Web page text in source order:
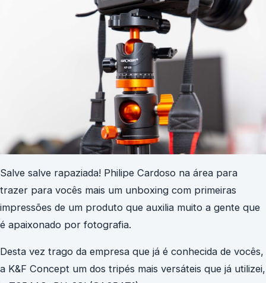
Salve salve rapaziada! Philipe Cardoso na área para
trazer para vocês mais um unboxing com primeiras
impressões de um produto que auxilia muito a gente que
é apaixonado por fotografia.
Desta vez trago da empresa que já é conhecida de vocês,
a K&F Concept um dos tripés mais versáteis que já utilizei,